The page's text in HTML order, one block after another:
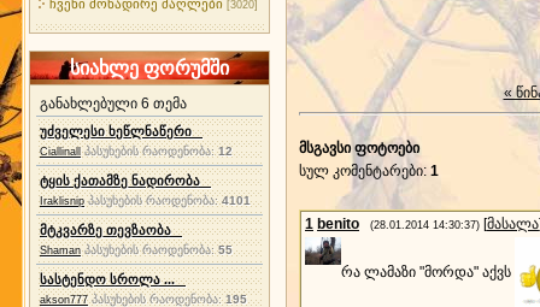
ჩვენი მონადირე ძაღლები [3020]
სიახლე ფორუმში
განახლებული 6 თემა
უძველესი ხეწლნაწერი
Ciallinall პასუხების რაოდენობა:12
ტყის ქათამზე ნადირობა
Iraklisnip პასუხების რაოდენობა: 4101
მტკვარზე თევზაობა
Shaman პასუხების რაოდენობა:55
სასტენდო სროლა ...
akson777 პასუხების რაოდენობა:195
«
მსგავსი ფოტოები
სულ კომენტარები: 1
1 benito (28.01.2014 14:30:37) [მასალა
რა ლამაზი "მორდა" აქვს